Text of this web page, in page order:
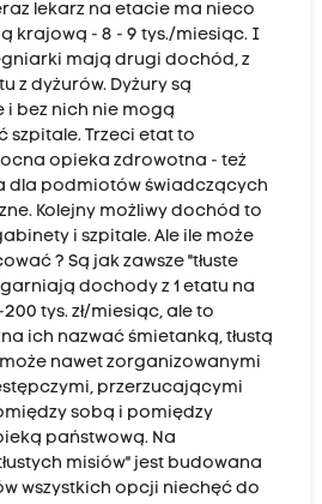
lekarz na etacie ma nieco
krajową - 8 - 9 tys./miesiąc. I
mają drugi dochód, z
z dyżurów. Dyżury są
i bez nich nie mogą
szpitale. Trzeci etat to
opieka zdrowotna - też
dla podmiotów świadczących
Kolejny możliwy dochód to
i szpitale. Ale ile może
? Są jak zawsze "tłuste
dochody z 1 etatu na
tys. zł/miesiąc, ale to
ich nazwać śmietanką, tłustą
nawet zorganizowanymi
przerzucającymi
sobą i pomiędzy
państwową. Na
misiów" jest budowana
wszystkich opcji niechęć do